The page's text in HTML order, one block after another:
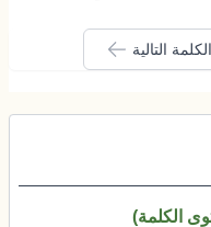
الكلمة التالية
الكلمة)